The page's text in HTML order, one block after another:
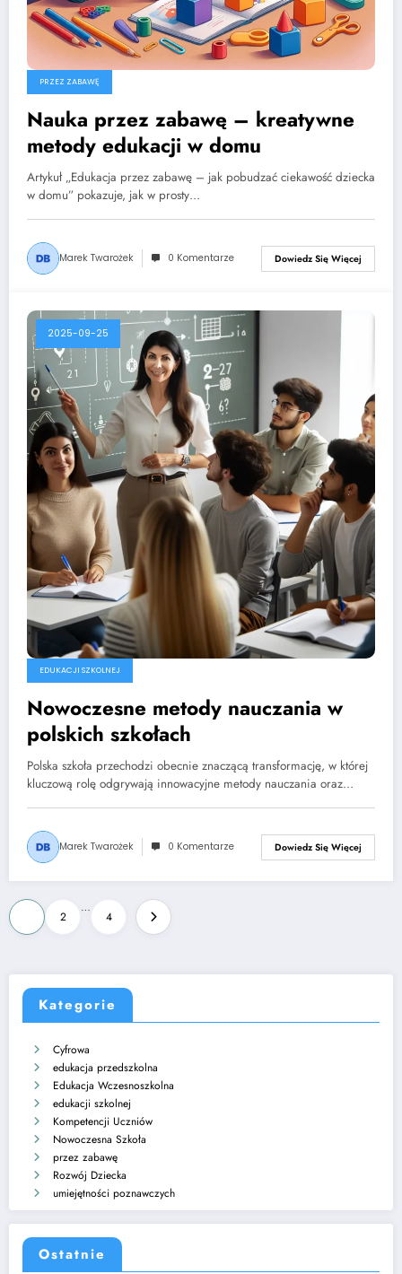
PRZEZ ZABAWĘ
Nauka przez zabawę – kreatywne
metody edukacji w domu
Artykuł „Edukacja przez zabawę – jak pobudzać ciekawość dziecka
w domu” pokazuje, jak w prosty…
Marek Twarożek 0 Komentarze Dowiedz Się Więcej
2025-09-25
EDUKACJI SZKOLNEJ
Nowoczesne metody nauczania w
polskich szkołach
Polska szkoła przechodzi obecnie znaczącą transformację, w której
kluczową rolę odgrywają innowacyjne metody nauczania oraz…
Marek Twarożek 0 Komentarze Dowiedz Się Więcej
Stronicowanie
wpisów
2
…
4
Kategorie
Cyfrowa
edukacja przedszkolna
Edukacja Wczesnoszkolna
edukacji szkolnej
Kompetencji Uczniów
Nowoczesna Szkoła
przez zabawę
Rozwój Dziecka
umiejętności poznawczych
Ostatnie